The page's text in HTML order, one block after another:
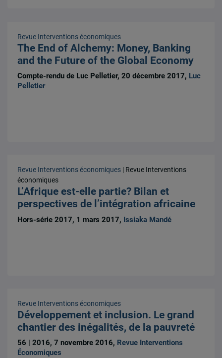
Revue Interventions économiques
The End of Alchemy: Money, Banking
and the Future of the Global Economy
Compte-rendu de Luc Pelletier, 20 décembre 2017, Luc
Pelletier
Revue Interventions économiques | Revue Interventions
économiques
L’Afrique est-elle partie? Bilan et
perspectives de l’intégration africaine
Hors-série 2017, 1 mars 2017, Issiaka Mandé
Revue Interventions économiques
Développement et inclusion. Le grand
chantier des inégalités, de la pauvreté
56 | 2016, 7 novembre 2016, Revue Interventions
Économiques